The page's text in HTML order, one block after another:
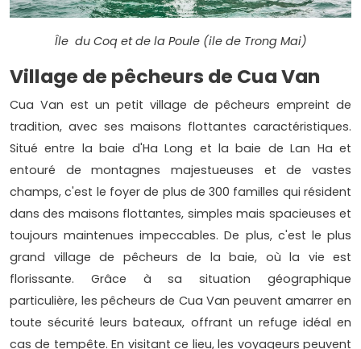
Île du Coq et de la Poule (ile de Trong Mai)
Village de pêcheurs de Cua Van
Cua Van est un petit village de pêcheurs empreint de
tradition, avec ses maisons flottantes caractéristiques.
Situé entre la baie d'Ha Long et la baie de Lan Ha et
entouré de montagnes majestueuses et de vastes
champs, c'est le foyer de plus de 300 familles qui résident
dans des maisons flottantes, simples mais spacieuses et
toujours maintenues impeccables. De plus, c'est le plus
grand village de pêcheurs de la baie, où la vie est
florissante. Grâce à sa situation géographique
particulière, les pêcheurs de Cua Van peuvent amarrer en
toute sécurité leurs bateaux, offrant un refuge idéal en
cas de tempête. En visitant ce lieu, les voyageurs peuvent